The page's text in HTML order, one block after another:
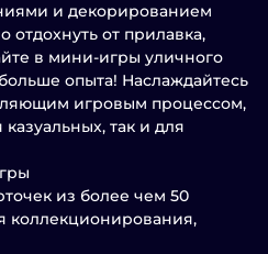
и декорированием
отдохнуть от прилавка,
в мини-игры уличного
опыта! Наслаждайтесь
игровым процессом,
так и для
из более чем 50
коллекционирования,